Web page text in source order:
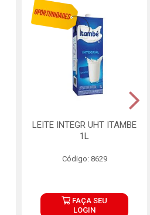
LEITE INTEGR UHT ITAMBE
1L
Código: 8629
FAÇA SEU
LOGIN